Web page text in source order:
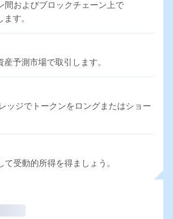
間およびブロックチェーン上で
す。
予測市場で取引します。
ッジでトークンをロングまたはショー
て受動的所得を得ましょう。